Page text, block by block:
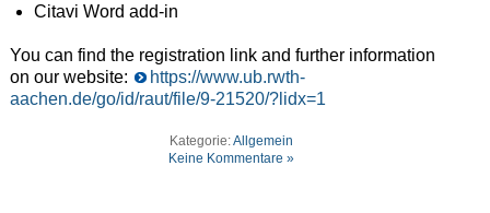
Citavi Word add-in
You can find the registration link and further information
on our website:
https://www.ub.rwth-
aachen.de/go/id/raut/file/9-21520/?lidx=1
Kategorie:Allgemein
Keine Kommentare »